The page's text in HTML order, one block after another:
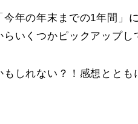
今年の年末までの1年間」
いくつかピックアップし
しれない？！感想ととも